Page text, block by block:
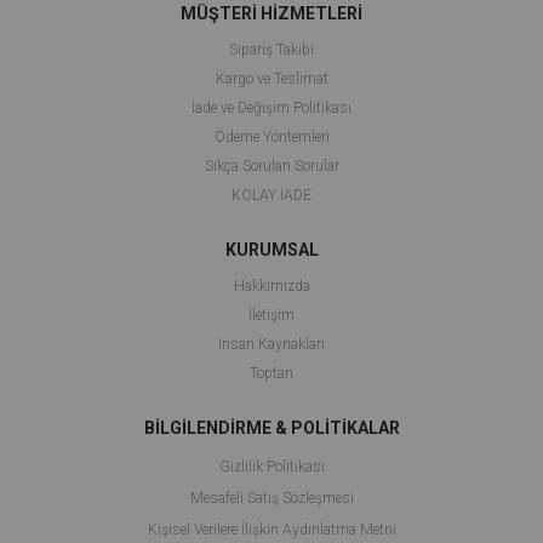
MÜŞTERİ HİZMETLERİ
Sipariş Takibi
Kargo ve Teslimat
İade ve Değişim Politikası
Ödeme Yöntemleri
Sıkça Sorulan Sorular
KOLAY İADE
KURUMSAL
Hakkımızda
İletişim
İnsan Kaynakları
Toptan
BİLGİLENDİRME & POLİTİKALAR
Gizlilik Politikası
Mesafeli Satış Sözleşmesi
Kişisel Verilere İlişkin Aydınlatma Metni